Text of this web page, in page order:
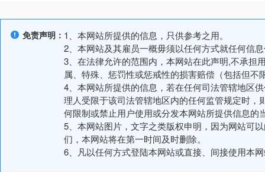
免责声明： 1、本网站所提供的信息，只供参考之用。
2、本网站及其雇员一概毋须以任何方式就任何信
3、在法律允许的范围内，本网站在此声明,不承担
属、特殊、惩罚性或惩戒性的损害赔偿（包括但
4、本网站所提供的信息，若在任何司法管辖地区
理人受限于该司法管辖地区内的任何监管规定时
何限制或禁止用户使用或分发本网站所提供信息的
5、本网站图片，文字之类版权申明，因为网站可
们，本网站将在第一时间及时删除。
6、凡以任何方式登陆本网站或直接、间接使用本